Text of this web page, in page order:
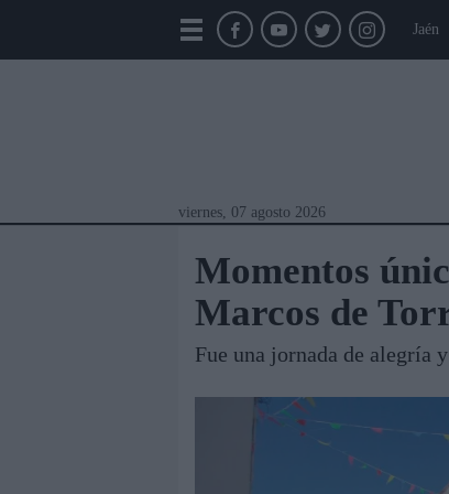
Jaén
viernes, 07 agosto 2026
Módulos Portada Jaén Provincia
Momentos
Marcos de
Fue una jornada de alegría